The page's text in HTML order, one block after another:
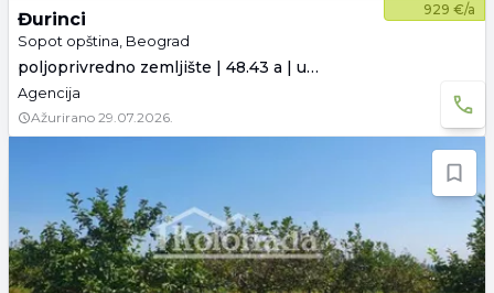
929 €/a
Đurinci
Sopot opština, Beograd
poljoprivredno zemljište | 48.43 a | uknjiženo
Agencija
Ažurirano 29.07.2026.